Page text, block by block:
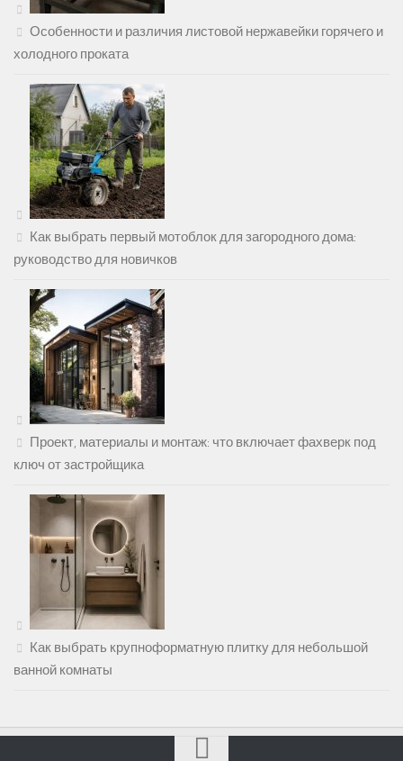
Особенности и различия листовой нержавейки горячего и
холодного проката
Как выбрать первый мотоблок для загородного дома:
руководство для новичков
Проект, материалы и монтаж: что включает фахверк под
ключ от застройщика
Как выбрать крупноформатную плитку для небольшой
ванной комнаты